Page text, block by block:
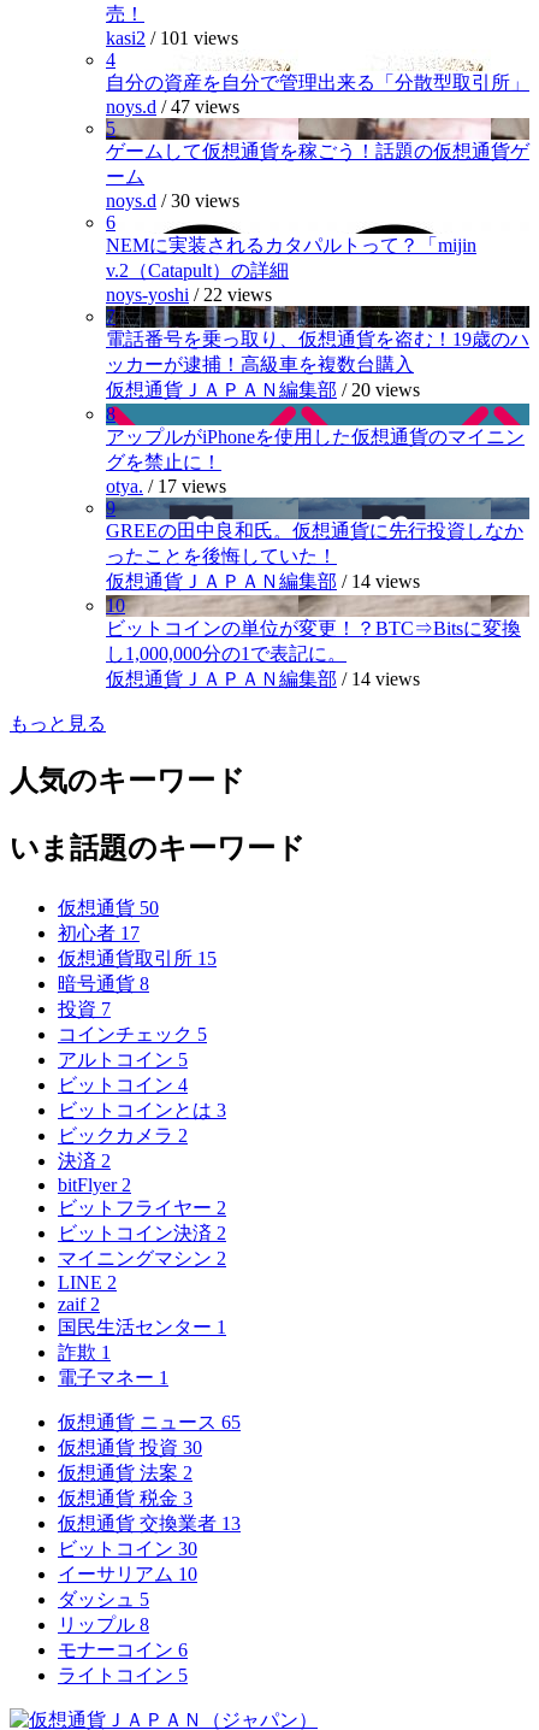
売！
kasi2 / 101 views
4
自分の資産を自分で管理出来る「分散型取引所」
noys.d /47 views
5
ゲームして仮想通貨を稼ごう！話題の仮想通貨ゲ
ーム
noys.d /30 views
6
NEMに実装されるカタパルトって？「mijin
v.2（Catapult）の詳細
noys-yoshi / 22 views
7
電話番号を乗っ取り、仮想通貨を盗む！19歳のハ
ッカーが逮捕！高級車を複数台購入
仮想通貨ＪＡＰＡＮ編集部 / 20 views
8
アップルがiPhoneを使用した仮想通貨のマイニン
グを禁止に！
otya. / 17 views
9
GREEの田中良和氏。仮想通貨に先行投資しなか
ったことを後悔していた！
仮想通貨ＪＡＰＡＮ編集部 / 14 views
10
ビットコインの単位が変更！？BTC⇒Bitsに変換
し1,000,000分の1で表記に。
仮想通貨ＪＡＰＡＮ編集部 / 14 views
もっと見る
人気のキーワード
いま話題のキーワード
仮想通貨 50
初心者 17
仮想通貨取引所 15
暗号通貨 8
投資 7
コインチェック 5
アルトコイン 5
ビットコイン 4
ビットコインとは 3
ビックカメラ 2
決済 2
bitFlyer 2
ビットフライヤー 2
ビットコイン決済 2
マイニングマシン 2
LINE 2
zaif 2
国民生活センター 1
詐欺 1
電子マネー 1
仮想通貨 ニュース 65
仮想通貨 投資 30
仮想通貨 法案 2
仮想通貨 税金 3
仮想通貨 交換業者 13
ビットコイン 30
イーサリアム 10
ダッシュ 5
リップル 8
モナーコイン 6
ライトコイン 5